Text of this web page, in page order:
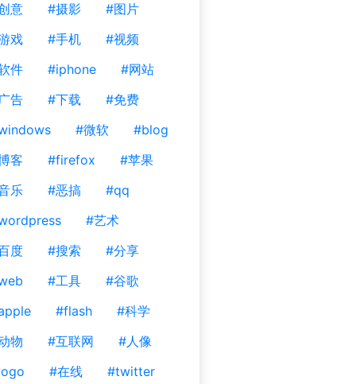
意
#摄影
#图片
戏
#手机
#视频
件
#iphone
#网站
告
#下载
#免费
#微软
#blog
客
#firefox
#苹果
乐
#恶搞
#qq
#艺术
度
#搜索
#分享
#工具
#谷歌
#flash
#科学
物
#互联网
#人像
#在线
#twitter